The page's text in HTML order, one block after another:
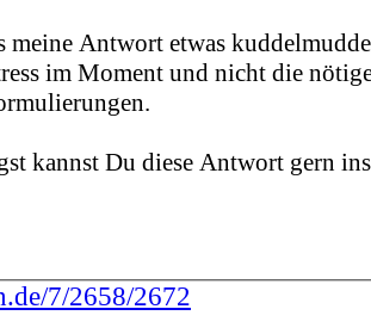
meine Antwort etwas
im Moment und nicht die
kannst Du diese Antwort gern
7/2658/2672